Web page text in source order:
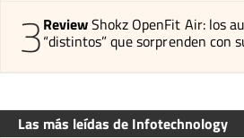
3ReviewShokz OpenFit Air: los
“distintos” que sorprenden con
Las más leídas de Infotechnology